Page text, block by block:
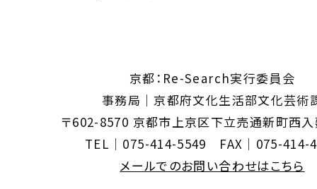
京都：Re-Search実行委員会
事務局｜京都府文化生活部文化芸術
〒602-8570 京都市上京区下立売通新町西入
TEL｜075-414-5549 FAX｜075-414-
メールでのお問い合わせはこちら